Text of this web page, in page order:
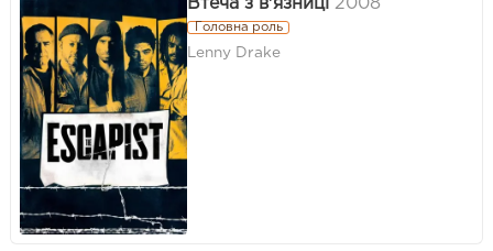
Втеча з в'язниці 2008
Головна роль
Lenny Drake